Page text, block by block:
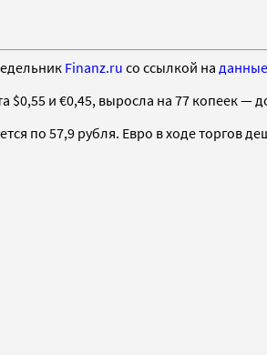
Finanz.ru со ссылкой на данные
и €0,45, выросла на 77 копеек —
по 57,9 рубля. Евро в ходе торгов